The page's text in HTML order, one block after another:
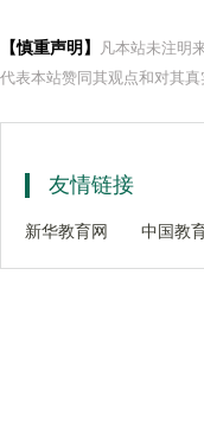
【慎重声明】
凡本站未注明
代表本站赞同其观点和对其
友情链接
新华教育网 中国教